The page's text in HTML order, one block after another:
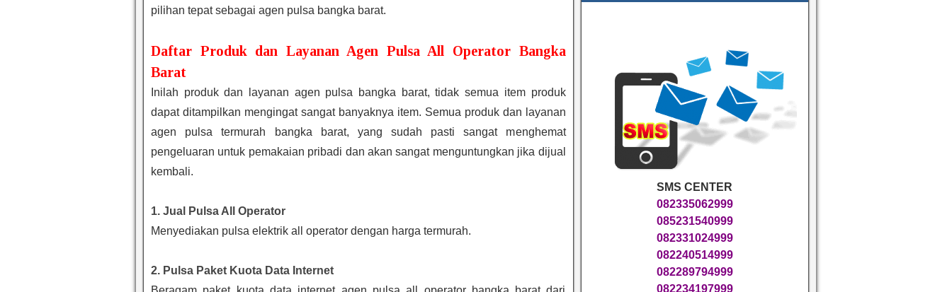
pilihan tepat sebagai agen pulsa bangka barat.
Daftar Produk dan Layanan Agen Pulsa All Operator Bangka
Barat
Inilah produk dan layanan agen pulsa bangka barat, tidak semua item produk
dapat ditampilkan mengingat sangat banyaknya item. Semua produk dan layanan
agen pulsa termurah bangka barat, yang sudah pasti sangat menghemat
pengeluaran untuk pemakaian pribadi dan akan sangat menguntungkan jika dijual
kembali.
1. Jual Pulsa All Operator
Menyediakan pulsa elektrik all operator dengan harga termurah.
2. Pulsa Paket Kuota Data Internet
SMS CENTER
082335062999
085231540999
082331024999
082240514999
082289794999
082234197999